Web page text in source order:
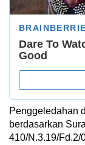
Penggeledahan
berdasarkan
410/N.3.19/Fd.2/